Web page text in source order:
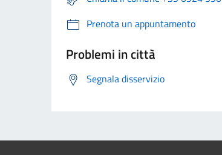
Prenota un appuntamento
Problemi in città
Segnala disservizio